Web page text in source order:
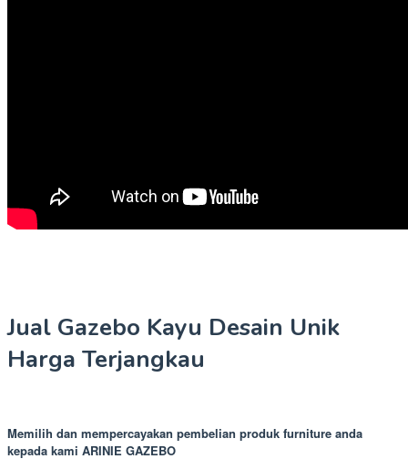
Jual Gazebo Kayu Desain Unik
Harga Terjangkau
Memilih dan mempercayakan pembelian produk furniture anda
kepada kami ARINIE GAZEBO